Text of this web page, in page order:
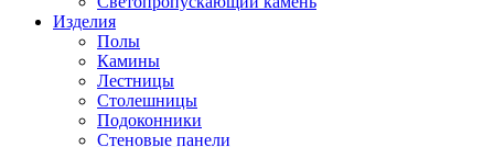
Изделия
Полы
Камины
Лестницы
Столешницы
Подоконники
Стеновые панели